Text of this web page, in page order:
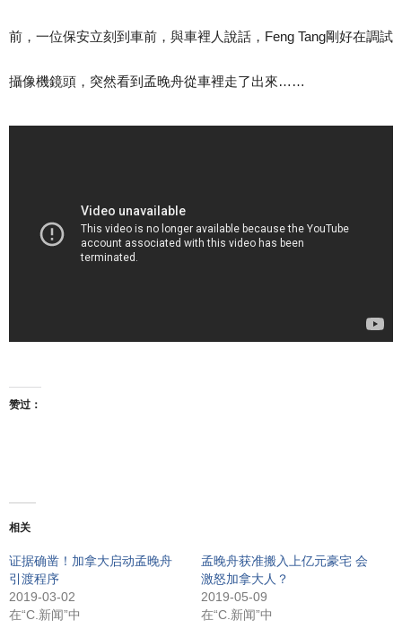
前，一位保安立刻到車前，與車裡人說話， Feng Tang剛好在調試
攝像機鏡頭，突然看到孟晚舟從車裡走了出來……
赞过：
相关
证据确凿！加拿大启动孟晚舟
引渡程序
2019-03-02
在“C.新闻”中
孟晚舟获准搬入上亿元豪宅 会
激怒加拿大人？
2019-05-09
在“C.新闻”中